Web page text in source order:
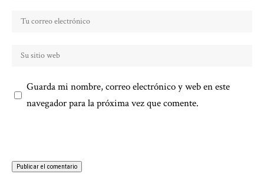
Guarda mi nombre, correo electrónico y web en este
navegador para la próxima vez que comente.